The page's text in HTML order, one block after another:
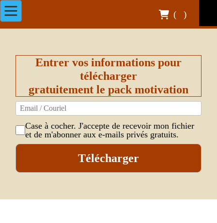
( )
Entrer vos informations pour
télécharger
gratuitement le pack motivation
Case à cocher. J'accepte de recevoir mon fichier
et de m'abonner aux e-mails privés gratuits.
Télécharger